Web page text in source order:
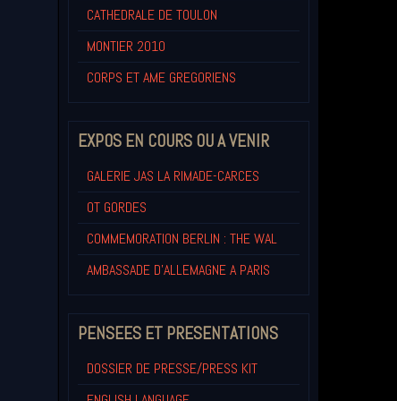
CATHEDRALE DE TOULON
MONTIER 2010
CORPS ET AME GREGORIENS
EXPOS EN COURS OU A VENIR
GALERIE JAS LA RIMADE-CARCES
OT GORDES
COMMEMORATION BERLIN : THE WAL
AMBASSADE D'ALLEMAGNE A PARIS
PENSEES ET PRESENTATIONS
DOSSIER DE PRESSE/PRESS KIT